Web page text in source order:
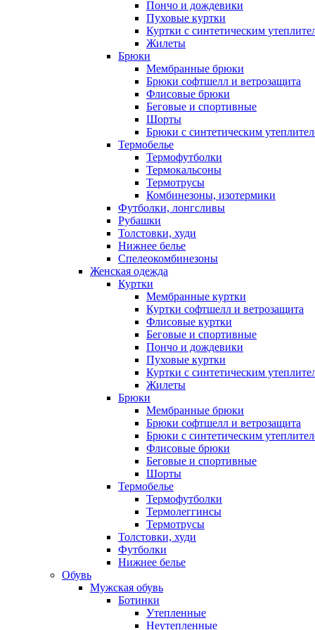
Пончо и дождевики
Пуховые куртки
Куртки с синтетическим
Жилеты
Брюки
Мембранные брюки
Брюки софтшелл и ветрозащита
Флисовые брюки
Беговые и спортивные
Шорты
Брюки с синтетическим
Термобелье
Термофутболки
Термокальсоны
Термотрусы
Комбинезоны, изотермики
Футболки, лонгсливы
Рубашки
Толстовки, худи
Нижнее белье
Спелеокомбинезоны
Женская одежда
Куртки
Мембранные куртки
Куртки софтшелл и ветрозащита
Флисовые куртки
Беговые и спортивные
Пончо и дождевики
Пуховые куртки
Куртки с синтетическим
Жилеты
Брюки
Мембранные брюки
Брюки софтшелл и ветрозащита
Брюки с синтетическим
Флисовые брюки
Беговые и спортивные
Шорты
Термобелье
Термофутболки
Термолеггинсы
Термотрусы
Толстовки, худи
Футболки
Нижнее белье
Обувь
Мужская обувь
Ботинки
Утепленные
Неутепленные